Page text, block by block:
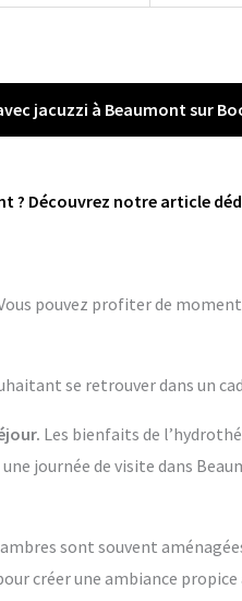
jacuzzi à Beaumont sur
? Découvrez notre article
pouvez profiter de
se retrouver dans un
Les bienfaits de
journée de visite dans
sont souvent
créer une ambiance